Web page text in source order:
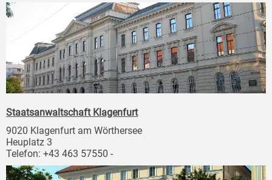
Staatsanwaltschaft Klagenfurt
9020 Klagenfurt am Wörthersee
Heuplatz 3
Telefon: +43 463 57550 -